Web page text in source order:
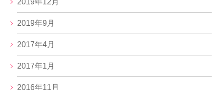
2019年9月
2017年4月
2017年1月
2016年11月